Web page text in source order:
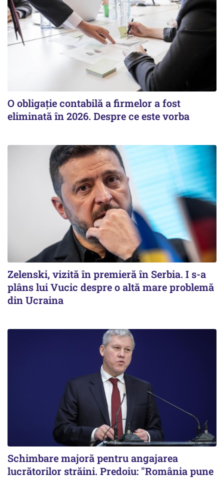
O obligație contabilă a firmelor a fost
eliminată în 2026. Despre ce este vorba
Zelenski, vizită în premieră în Serbia. I s-a
plâns lui Vucic despre o altă mare problemă
din Ucraina
Schimbare majoră pentru angajarea
lucrătorilor străini. Predoiu: "România pune